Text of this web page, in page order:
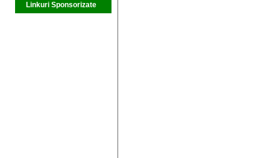
Linkuri Sponsorizate